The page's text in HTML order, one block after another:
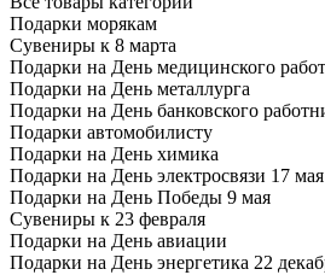
Подарки морякам
Сувениры к 8 марта
Подарки на День медицинского
Подарки на День металлурга
Подарки на День банковского
Подарки автомобилисту
Подарки на День химика
Подарки на День электросвязи 17 мая
Подарки на День Победы 9 мая
Сувениры к 23 февраля
Подарки на День авиации
Подарки на День энергетика 22